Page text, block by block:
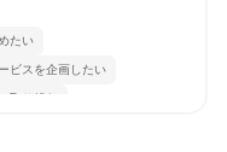
たい
ビスを企画したい
取り組む